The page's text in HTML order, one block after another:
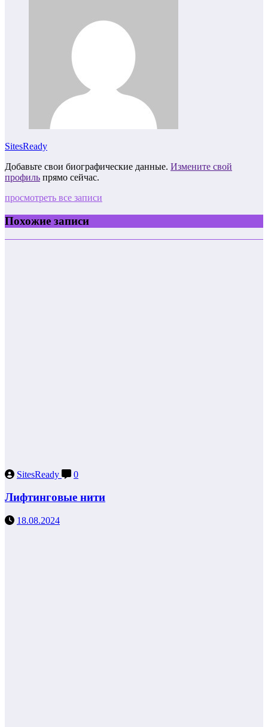
SitesReady
Добавьте свои биографические данные. Измените свой
профиль прямо сейчас.
просмотреть все записи
Похожие записи
SitesReady 0
Лифтинговые нити
18.08.2024